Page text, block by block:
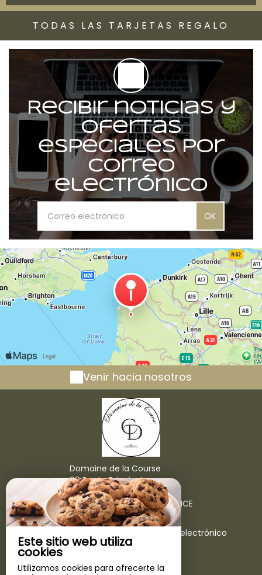
Este sitio web utiliza
cookies
Utilizamos cookies para ofrecerte la
TODAS LAS TARJETAS REGALO
Recibir noticias y
ofertas
especiales por
correo
electrónico
OK
Venir hacia nosotros
Domaine de la Course
89 Route Principale,
Château De Doudeauville,
62830 DOUDEAUVILLE - FRANCE
+33 6 20 51 36 45
Ponerse en contacto por correo electrónico